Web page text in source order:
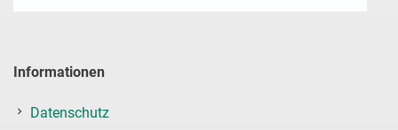
Informationen
Datenschutz